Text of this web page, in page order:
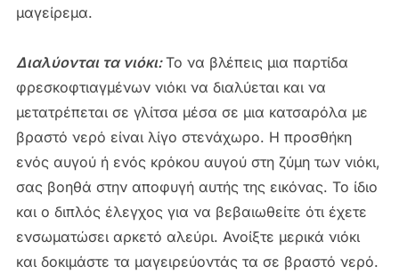
μαγείρεμα.
Διαλύονται τα νιόκι:Το να βλέπεις μια παρτίδα
φρεσκοφτιαγμένων νιόκι να διαλύεται και να
μετατρέπεται σε γλίτσα μέσα σε μια κατσαρόλα με
βραστό νερό είναι λίγο στενάχωρο. Η προσθήκη
ενός αυγού ή ενός κρόκου αυγού στη ζύμη των νιόκι,
σας βοηθά στην αποφυγή αυτής της εικόνας. Το ίδιο
και ο διπλός έλεγχος για να βεβαιωθείτε ότι έχετε
ενσωματώσει αρκετό αλεύρι. Ανοίξτε μερικά νιόκι
και δοκιμάστε τα μαγειρεύοντάς τα σε βραστό νερό.